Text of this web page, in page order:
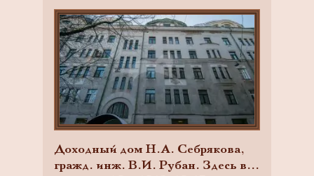
Доходный дом Н.А. Себрякова,
гражд. инж. В.И. Рубан. Здесь в